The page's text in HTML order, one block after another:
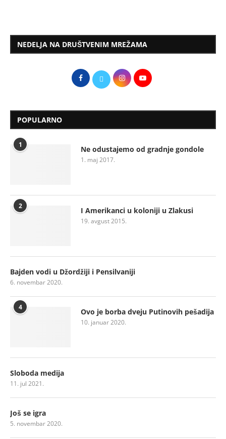
NEDELJA NA DRUŠTVENIM MREŽAMA
POPULARNO
1 Ne odustajemo od gradnje gondole
1. maj 2017.
2 I Amerikanci u koloniji u Zlakusi
19. avgust 2015.
Bajden vodi u Džordžiji i Pensilvaniji
6. novembar 2020.
4 Ovo je borba dveju Putinovih pešadija
10. januar 2020.
Sloboda medija
11. jul 2021.
Još se igra
5. novembar 2020.